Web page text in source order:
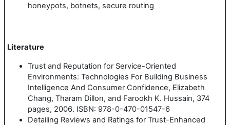
honeypots, botnets, secure routing
Literature
Trust and Reputation for Service-Oriented
Environments: Technologies For Building Business
Intelligence And Consumer Confidence, Elizabeth
Chang, Tharam Dillon, and Farookh K. Hussain, 374
pages, 2006. ISBN: 978-0-470-01547-6
Detailing Reviews and Ratings for Trust-Enhanced